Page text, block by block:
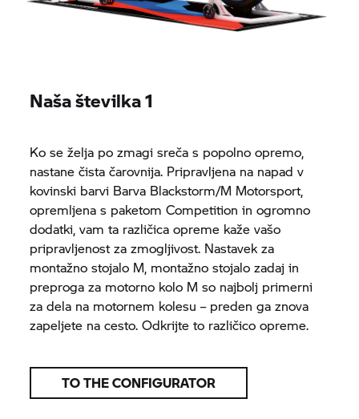
Naša številka 1
Ko se želja po zmagi sreča s popolno opremo,
nastane čista čarovnija. Pripravljena na napad v
kovinski barvi Barva Blackstorm/M Motorsport,
opremljena s paketom Competition in ogromno
dodatki, vam ta različica opreme kaže vašo
pripravljenost za zmogljivost. Nastavek za
montažno stojalo M, montažno stojalo zadaj in
preproga za motorno kolo M so najbolj primerni
za dela na motornem kolesu – preden ga znova
zapeljete na cesto. Odkrijte to različico opreme.
TO THE CONFIGURATOR